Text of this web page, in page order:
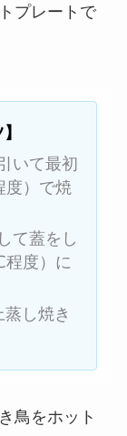
プレートで
いて最初
）で焼
て蓋をし
度）に
し焼き
鳥をホット